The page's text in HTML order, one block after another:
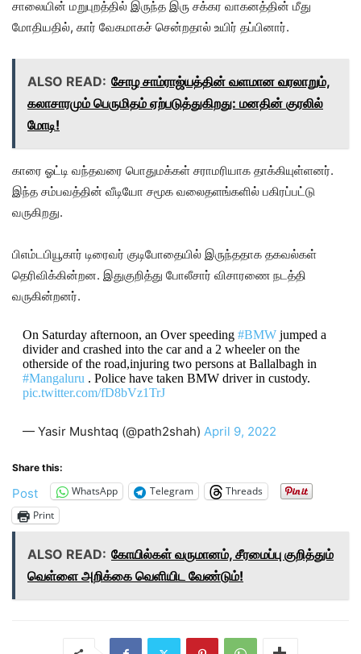
சாலையின் மறுபுறத்தில் இருந்த இரு சக்கர வாகனத்தின் மீது
மோதியதில், கார் வேகமாகச் சென்றதால் உயிர் தப்பினார்.
ALSO READ: சோழ சாம்ராஜ்யத்தின் வளமான வரலாறும்,
கலாசாரமும் பெருமிதம் ஏற்படுத்துகிறது: மனதின் குரலில்
மோடி!
காரை ஓட்டி வந்தவரை பொதுமக்கள் சராமரியாக தாக்கியுள்ளனர்.
இந்த சம்பவத்தின் வீடியோ சமூக வலைதளங்களில் பகிரப்பட்டு
வருகிறது.
பிஎம்டபியூகார் டிரைவர் குடிபோதையில் இருந்ததாக தகவல்கள்
தெரிவிக்கின்றன. இதுகுறித்து போலீசார் விசாரணை நடத்தி
வருகின்றனர்.
On Saturday afternoon, an Over speeding #BMWjumped a
divider and crashed into the car and a 2 wheeler on the
otherside of the road,injuring two persons at Ballalbagh in
#Mangaluru . Police have taken BMW driver in custody.
pic.twitter.com/fD8bVz1TrJ
— Yasir Mushtaq (@path2shah) April 9, 2022
Share this:
Post WhatsApp Telegram
Threads
Print
ALSO READ: கோயில்கள் வருமானம், சீரமைப்பு குறித்தும்
வெள்ளை அறிக்கை வெளியிட வேண்டும்!